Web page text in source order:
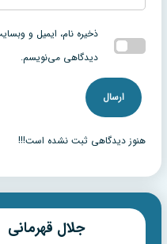
ذخیره نام، ایمیل و
دیدگاهی می‌نویسم.
هنوز دیدگاهی ثبت نشده است!!!
جلال قهرمانی